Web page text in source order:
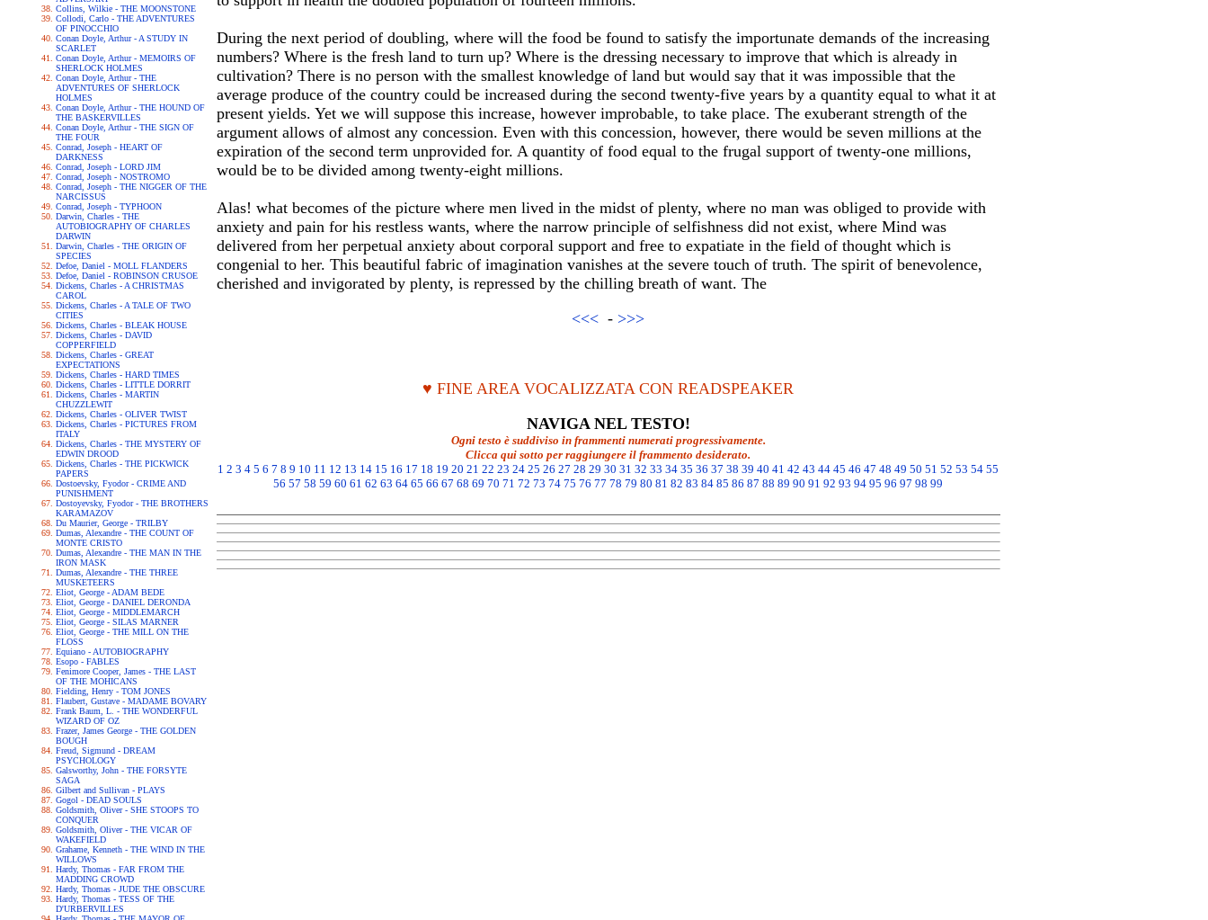
Collins, Wilkie - THE MOONSTONE
Collodi, Carlo - THE ADVENTURES
OF PINOCCHIO
Conan Doyle, Arthur - A STUDY IN
SCARLET
Conan Doyle, Arthur - MEMOIRS OF
SHERLOCK HOLMES
Conan Doyle, Arthur - THE
ADVENTURES OF SHERLOCK
HOLMES
Conan Doyle, Arthur - THE HOUND OF
THE BASKERVILLES
Conan Doyle, Arthur - THE SIGN OF
THE FOUR
Conrad, Joseph - HEART OF
DARKNESS
Conrad, Joseph - LORD JIM
Conrad, Joseph - NOSTROMO
Conrad, Joseph - THE NIGGER OF THE
NARCISSUS
Conrad, Joseph - TYPHOON
Darwin, Charles - THE
AUTOBIOGRAPHY OF CHARLES
DARWIN
Darwin, Charles - THE ORIGIN OF
SPECIES
Defoe, Daniel - MOLL FLANDERS
Defoe, Daniel - ROBINSON CRUSOE
Dickens, Charles - A CHRISTMAS
CAROL
Dickens, Charles - A TALE OF TWO
CITIES
Dickens, Charles - BLEAK HOUSE
Dickens, Charles - DAVID
COPPERFIELD
Dickens, Charles - GREAT
EXPECTATIONS
Dickens, Charles - HARD TIMES
Dickens, Charles - LITTLE DORRIT
Dickens, Charles - MARTIN
CHUZZLEWIT
Dickens, Charles - OLIVER TWIST
Dickens, Charles - PICTURES FROM
ITALY
Dickens, Charles - THE MYSTERY OF
EDWIN DROOD
Dickens, Charles - THE PICKWICK
PAPERS
Dostoevsky, Fyodor - CRIME AND
PUNISHMENT
Dostoyevsky, Fyodor - THE BROTHERS
KARAMAZOV
Du Maurier, George - TRILBY
Dumas, Alexandre - THE COUNT OF
MONTE CRISTO
Dumas, Alexandre - THE MAN IN THE
IRON MASK
Dumas, Alexandre - THE THREE
MUSKETEERS
Eliot, George - ADAM BEDE
Eliot, George - DANIEL DERONDA
Eliot, George - MIDDLEMARCH
Eliot, George - SILAS MARNER
Eliot, George - THE MILL ON THE
FLOSS
Equiano - AUTOBIOGRAPHY
Esopo - FABLES
Fenimore Cooper, James - THE LAST
OF THE MOHICANS
Fielding, Henry - TOM JONES
Flaubert, Gustave - MADAME BOVARY
Frank Baum, L. - THE WONDERFUL
WIZARD OF OZ
Frazer, James George - THE GOLDEN
BOUGH
Freud, Sigmund - DREAM
PSYCHOLOGY
Galsworthy, John - THE FORSYTE
SAGA
Gilbert and Sullivan - PLAYS
Gogol - DEAD SOULS
Goldsmith, Oliver - SHE STOOPS TO
CONQUER
Goldsmith, Oliver - THE VICAR OF
WAKEFIELD
Grahame, Kenneth - THE WIND IN THE
WILLOWS
Hardy, Thomas - FAR FROM THE
MADDING CROWD
Hardy, Thomas - JUDE THE OBSCURE
Hardy, Thomas - TESS OF THE
D'URBERVILLES
During the next period of doubling, where will the food be found to satisfy the importunate demands of the increasing
numbers? Where is the fresh land to turn up? Where is the dressing necessary to improve that which is already in
cultivation? There is no person with the smallest knowledge of land but would say that it was impossible that the
average produce of the country could be increased during the second twenty-five years by a quantity equal to what it at
present yields. Yet we will suppose this increase, however improbable, to take place. The exuberant strength of the
argument allows of almost any concession. Even with this concession, however, there would be seven millions at the
expiration of the second term unprovided for. A quantity of food equal to the frugal support of twenty-one millions,
would be to be divided among twenty-eight millions.
Alas! what becomes of the picture where men lived in the midst of plenty, where no man was obliged to provide with
anxiety and pain for his restless wants, where the narrow principle of selfishness did not exist, where Mind was
delivered from her perpetual anxiety about corporal support and free to expatiate in the field of thought which is
congenial to her. This beautiful fabric of imagination vanishes at the severe touch of truth. The spirit of benevolence,
cherished and invigorated by plenty, is repressed by the chilling breath of want. The
<<< - >>>
♥ FINE AREA VOCALIZZATA CON READSPEAKER
NAVIGA NEL TESTO!
Ogni testo è suddiviso in frammenti numerati progressivamente.
Clicca qui sotto per raggiungere il frammento desiderato.
1 2 3 4 5 6 7 8 9 10 11 12 13 14 15 16 17 18 19 20 21 22 23 24 25 26 27 28 29 30 31 32 33 34 35 36 37 38 39 40 41 42 43 44 45 46 47 48 49 50 51 52 53 54 55
56 57 58 59 60 61 62 63 64 65 66 67 68 69 70 71 72 73 74 75 76 77 78 79 80 81 82 83 84 85 86 87 88 89 90 91 92 93 94 95 96 97 98 99